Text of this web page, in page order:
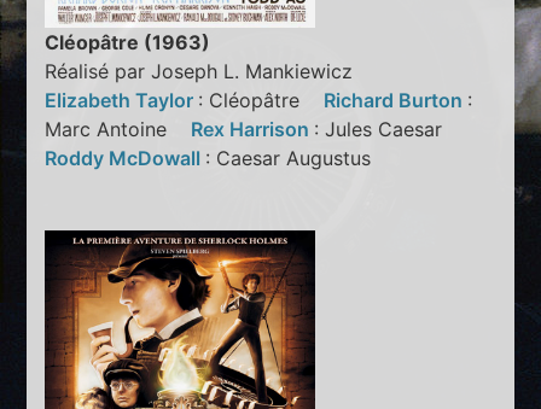
Cléopâtre (1963)
Réalisé par Joseph L. Mankiewicz
Elizabeth Taylor : Cléopâtre Richard Burton :
Marc Antoine Rex Harrison : Jules Caesar
Roddy McDowall : Caesar Augustus